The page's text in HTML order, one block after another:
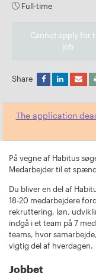
Full-time
Cannot apply for
job
Share
The application
På vegne af Habitus
Medarbejder til et
Du bliver en del af
18-20 medarbejdere
rekruttering, løn,
indgå i et team på 7
teams, hvor
vigtig del af hverdagen.
Jobbet